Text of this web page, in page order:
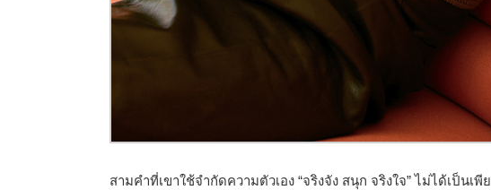
สามคำที่เขาใช้จำกัดความตัวเอง “จริงจัง สนุก จริงใจ” ไม่ได้เป็น